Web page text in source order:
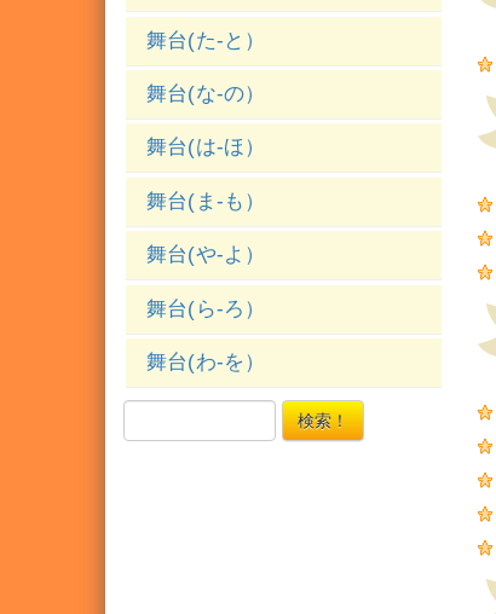
舞台(た-と）
舞台(な-の）
舞台(は-ほ）
舞台(ま-も）
舞台(や-よ）
舞台(ら-ろ）
舞台(わ-を）
検索！